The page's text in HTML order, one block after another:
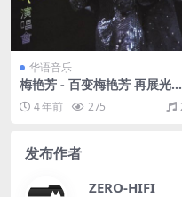
华语音乐
梅艳芳 - 百变梅艳芳 再展光华
87-88演唱会 华星日本天龙虚
字版 1988（WAV+CUE/整
4 年前 275
发布作者
ZERO-HIFI